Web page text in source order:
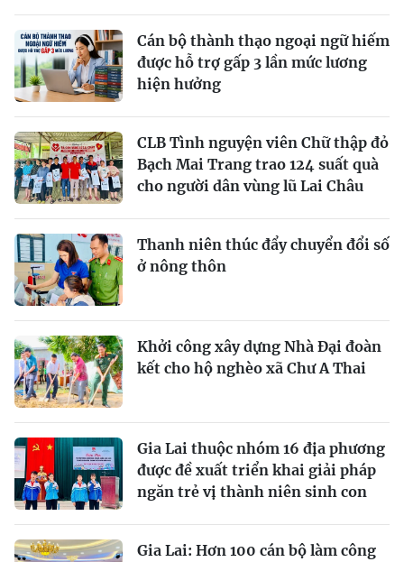
Cán bộ thành thạo ngoại ngữ hiếm
được hỗ trợ gấp 3 lần mức lương
hiện hưởng
CLB Tình nguyện viên Chữ thập đỏ
Bạch Mai Trang trao 124 suất quà
cho người dân vùng lũ Lai Châu
Thanh niên thúc đẩy chuyển đổi số
ở nông thôn
Khởi công xây dựng Nhà Đại đoàn
kết cho hộ nghèo xã Chư A Thai
Gia Lai thuộc nhóm 16 địa phương
được đề xuất triển khai giải pháp
ngăn trẻ vị thành niên sinh con
Gia Lai: Hơn 100 cán bộ làm công